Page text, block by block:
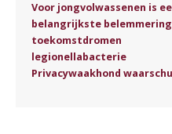
Voor jongvolwassenen is
belangrijkste belemmering
toekomstdromen
legionellabacterie
Privacywaakhond